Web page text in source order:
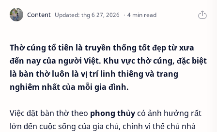
4 min read
Thờ cúng tổ tiên là truyền thống tốt đẹp từ xưa
đến nay của người Việt. Khu vực thờ cúng, đặc biệt
là bàn thờ luôn là vị trí linh thiêng và trang
nghiêm nhất của mỗi gia đình.
Việc đặt bàn thờ theo phong thủycó ảnh hưởng rất
lớn đến cuộc sống của gia chủ, chính vì thế chủ nhà